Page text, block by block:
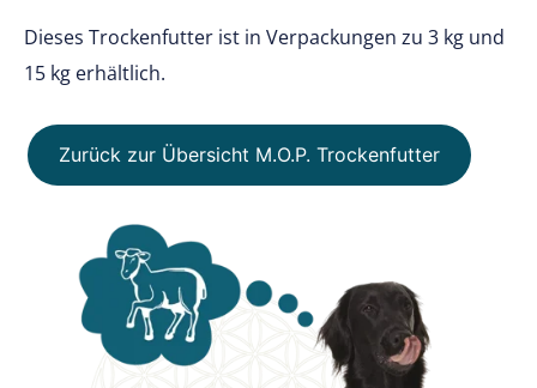
Dieses Trockenfutter ist in Verpackungen zu 3 kg und
15 kg erhältlich.
Zurück zur Übersicht M.O.P. Trockenfutter